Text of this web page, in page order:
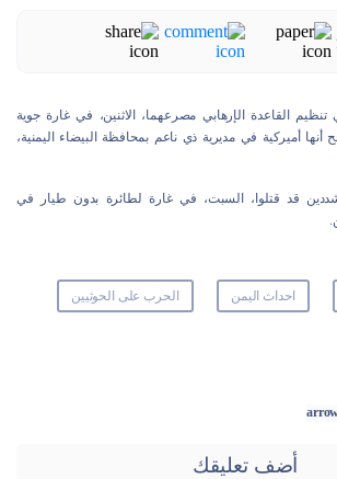
القاعدة الإرهابي مصرعهما، الاثنين، في غارة جوية
أميركية في مديرية ذي ناعم بمحافظة البيضاء اليمنية،
قد قتلوا، السبت، في غارة لطائرة بدون طيار في
احداث اليمن الحرب على الحوثيين
أضف تعليقك